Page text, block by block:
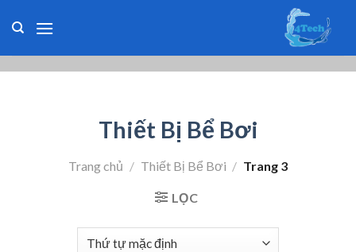
Thiết Bị Bể Bơi
Trang chủ / Thiết Bị Bể Bơi / Trang 3
LỌC